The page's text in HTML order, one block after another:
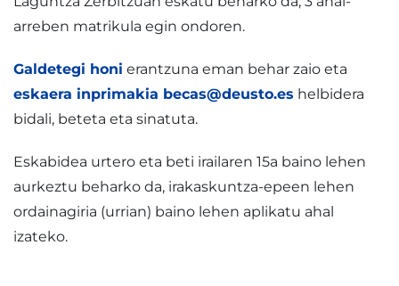
arreben matrikula egin ondoren.
Galdetegi honi erantzuna eman behar zaio eta
eskaera inprimakia becas@deusto.es helbidera
bidali, beteta eta sinatuta.
Eskabidea urtero eta beti irailaren 15a baino lehen
aurkeztu beharko da, irakaskuntza-epeen lehen
ordainagiria (urrian) baino lehen aplikatu ahal
izateko.